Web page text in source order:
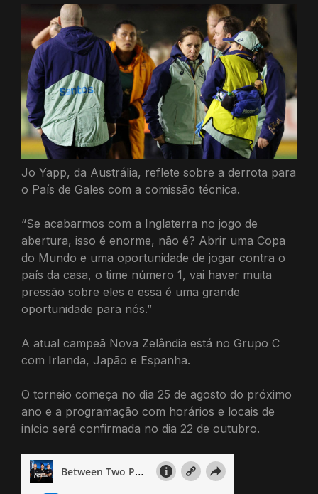
Jo Yapp, da Austrália, reflete sobre a derrota para
o País de Gales com a comissão técnica.
“Se acabarmos com a Inglaterra no jogo de
abertura, isso é enorme, não é? Abrir uma Copa
do Mundo e uma oportunidade de jogar contra o
país da casa, o time número 1, vai haver muita
pressão sobre eles e essa é uma grande
oportunidade para nós.”
A atual campeã Nova Zelândia está no Grupo C
com Irlanda, Japão e Espanha.
O torneio começa no dia 25 de agosto do próximo
ano e a programação com horários e locais de
início será confirmada no dia 22 de outubro.